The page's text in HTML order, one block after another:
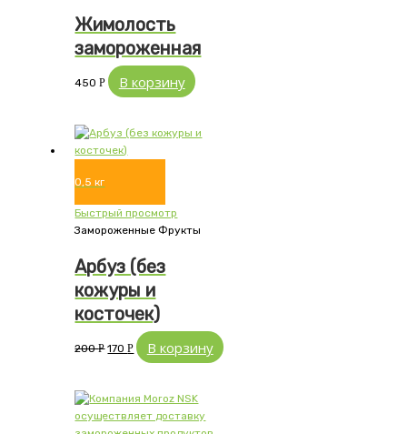
Жимолость
замороженная
450Р В корзину
0,5 кг
Быстрый просмотр
Замороженные Фрукты
Арбуз (без
кожуры и
косточек)
200Р 170Р В корзину